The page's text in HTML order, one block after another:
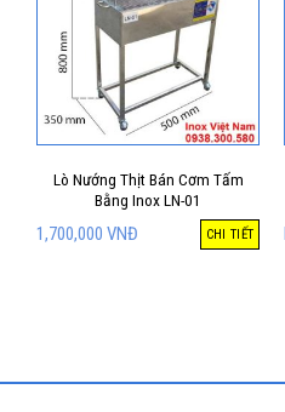
Lò Nướng Thịt Bán Cơm Tấm
Bằng Inox LN-01
1,700,000 VNĐ CHI TIẾT